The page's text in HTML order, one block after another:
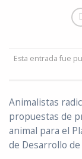
Esta entrada fue
Animalistas
propuestas de
animal para el
de Desarrollo